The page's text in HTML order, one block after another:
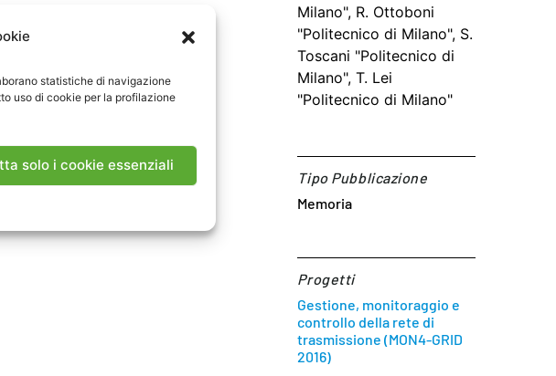
statistiche di navigazione
uso di cookie per la profilazione
solo i cookie essenziali
Milano", R. Ottoboni
"Politecnico di Milano", S.
Toscani "Politecnico di
Milano", T. Lei
"Politecnico di Milano"
Tipo Pubblicazione
Memoria
Progetti
Gestione, monitoraggio e
controllo della rete di
trasmissione (MON4-GRID
2016)